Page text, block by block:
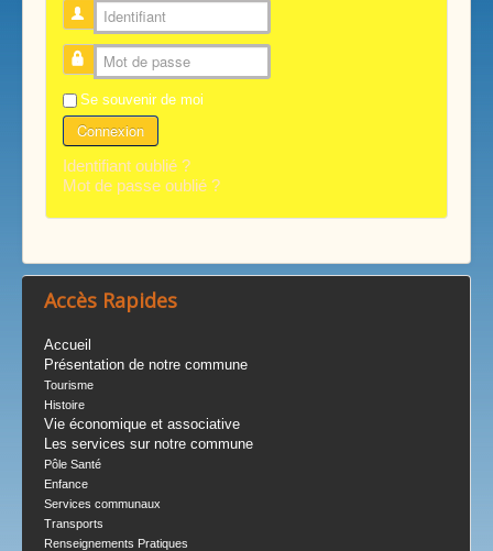
Identifiant
Mot de passe
Se souvenir de moi
Connexion
Identifiant oublié ?
Mot de passe oublié ?
Accès Rapides
Accueil
Présentation de notre commune
Tourisme
Histoire
Vie économique et associative
Les services sur notre commune
Pôle Santé
Enfance
Services communaux
Transports
Renseignements Pratiques